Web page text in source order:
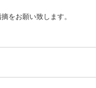
をお願い致します。